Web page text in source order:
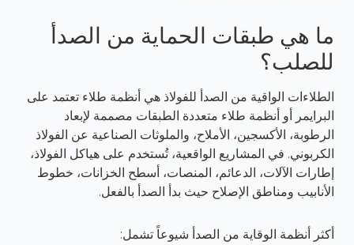
ما هي طبقات الحماية من الصدأ
للصلب؟
الطلاءات الواقية من الصدأ للفولاذ هي أنظمة طلاء تعتمد على
البرايمر أو أنظمة طلاء متعددة الطبقات مصممة لإبعاد
الرطوبة، الأكسجين، الأملاح، والملوثات الصناعية عن الفولاذ
الكربوني. في المشاريع الواقعية، تُستخدم على هياكل الفولاذ،
إطارات الآلات، الدعائم، المنصات، أسطح الخزانات، خطوط
الأنابيب ومناطق الإصلاح حيث بدأ الصدأ بالفعل.
أكثر أنظمة الوقاية من الصدأ شيوعاً تشمل: